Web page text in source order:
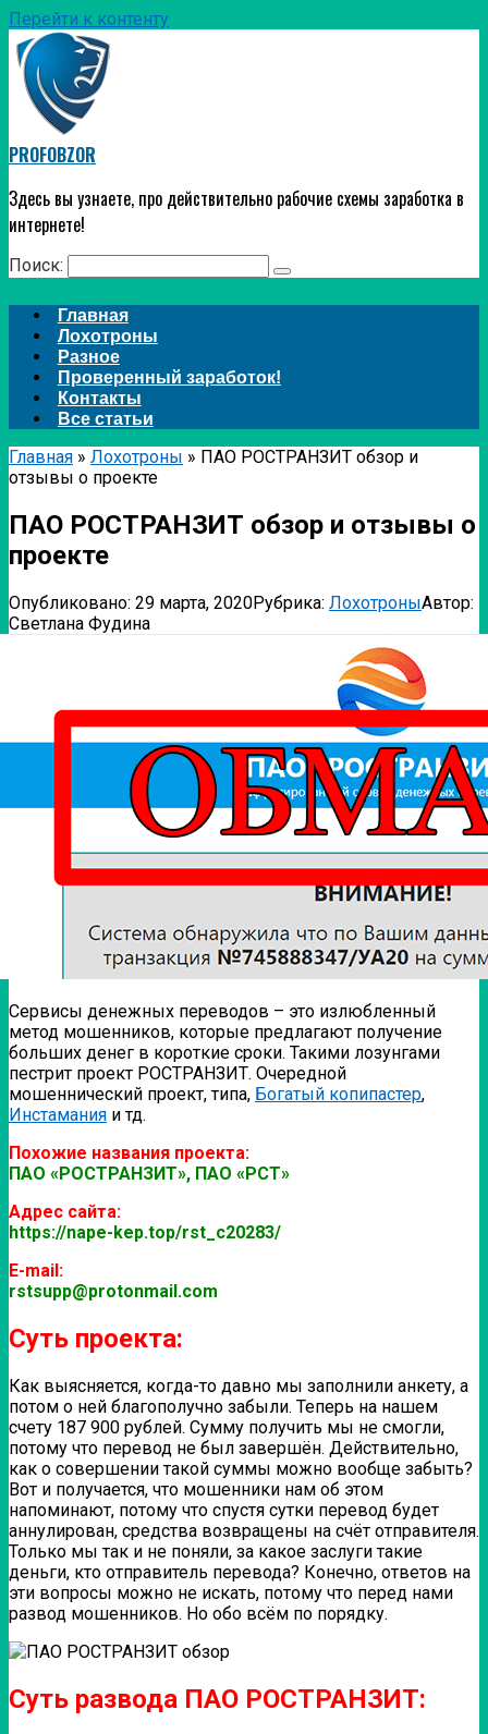
Перейти к контенту
PROFOBZOR
Здесь вы узнаете, про действительно рабочие схемы заработка в
интернете!
Поиск:
Главная
Лохотроны
Разное
Проверенный заработок!
Контакты
Все статьи
Главная » Лохотроны » ПАО РОСТРАНЗИТ обзор и
отзывы о проекте
ПАО РОСТРАНЗИТ обзор и отзывы о
проекте
Опубликовано: 29 марта, 2020Рубрика: ЛохотроныАвтор:
Светлана Фудина
Сервисы денежных переводов – это излюбленный
метод мошенников, которые предлагают получение
больших денег в короткие сроки. Такими лозунгами
пестрит проект РОСТРАНЗИТ. Очередной
мошеннический проект, типа, Богатый копипастер,
Инстамания и тд.
Похожие названия проекта:
ПАО «РОСТРАНЗИТ», ПАО «РСТ»
Адрес сайта:
https://nape-kep.top/rst_c20283/
E-mail:
rstsupp@protonmail.com
Суть проекта:
Как выясняется, когда-то давно мы заполнили анкету, а
потом о ней благополучно забыли. Теперь на нашем
счету 187 900 рублей. Сумму получить мы не смогли,
потому что перевод не был завершён. Действительно,
как о совершении такой суммы можно вообще забыть?
Вот и получается, что мошенники нам об этом
напоминают, потому что спустя сутки перевод будет
аннулирован, средства возвращены на счёт отправителя.
Только мы так и не поняли, за какое заслуги такие
деньги, кто отправитель перевода? Конечно, ответов на
эти вопросы можно не искать, потому что перед нами
развод мошенников. Но обо всём по порядку.
Суть развода ПАО РОСТРАНЗИТ: